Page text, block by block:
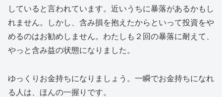
していると言われています。近いうちに暴落があるかもし
れません。しかし、含み損を抱えたからといって投資をや
めるのはお勧めしません。わたしも２回の暴落に耐えて、
やっと含み益の状態になりました。
ゆっくりお金持ちになりましょう。一瞬でお金持ちになれ
る人は、ほんの一握りです。